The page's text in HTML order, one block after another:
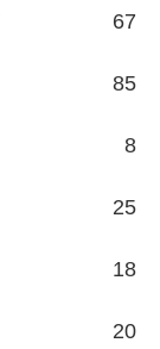
67
85
8
25
18
20